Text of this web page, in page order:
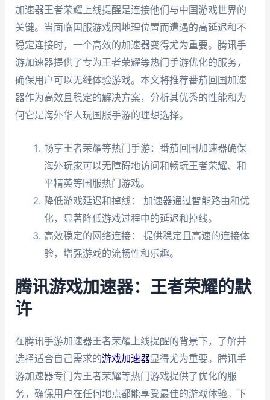
加速器王者荣耀上线提醒是连接他们与中国游戏世界的
关键。当面临国服游戏因地理位置而遭遇的高延迟和不
稳定连接时，一个高效的加速器变得尤为重要。腾讯手
游加速器提供了专为王者荣耀等热门手游优化的服务，
确保用户可以无缝体验游戏。本文将推荐番茄回国加速
器作为高效且稳定的解决方案，分析其优秀的性能和为
何它是海外华人玩国服手游的理想选择。
畅享王者荣耀等热门手游：番茄回国加速器确保
海外玩家可以无障碍地访问和畅玩王者荣耀、和
平精英等国服热门游戏。
降低游戏延迟和掉线： 加速器通过智能路由和优
化，显著降低游戏过程中的延迟和掉线。
高效稳定的网络连接： 提供稳定且高速的连接体
验，增强游戏的流畅性和乐趣。
腾讯游戏加速器：王者荣耀的默
许
在腾讯手游加速器王者荣耀上线提醒的背景下，了解并
选择适合自己需求的游戏加速器显得尤为重要。腾讯手
游加速器专门为王者荣耀等热门游戏提供了优化的服
务，确保用户在任何地点都能享受最佳的游戏体验。下